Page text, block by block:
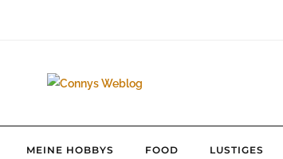
MEINE HOBBYS FOOD LUSTIGES